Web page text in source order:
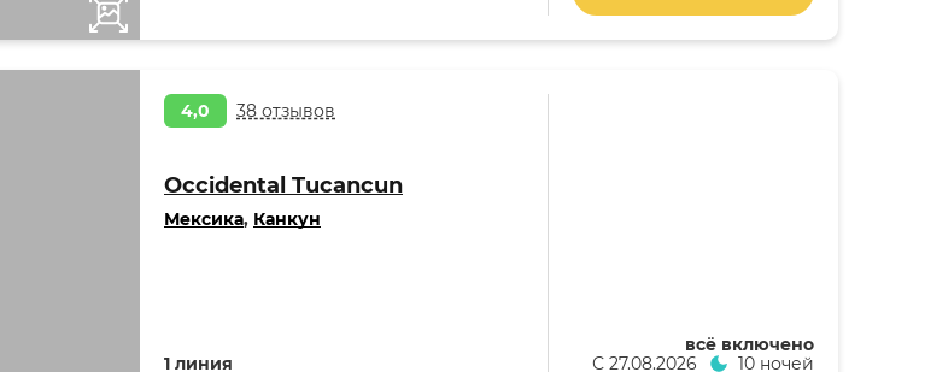
4,0 38 отзывов
Occidental Tucancun
Мексика, Канкун
1 линия
всё включено
С 27.08.2026 10 ночей